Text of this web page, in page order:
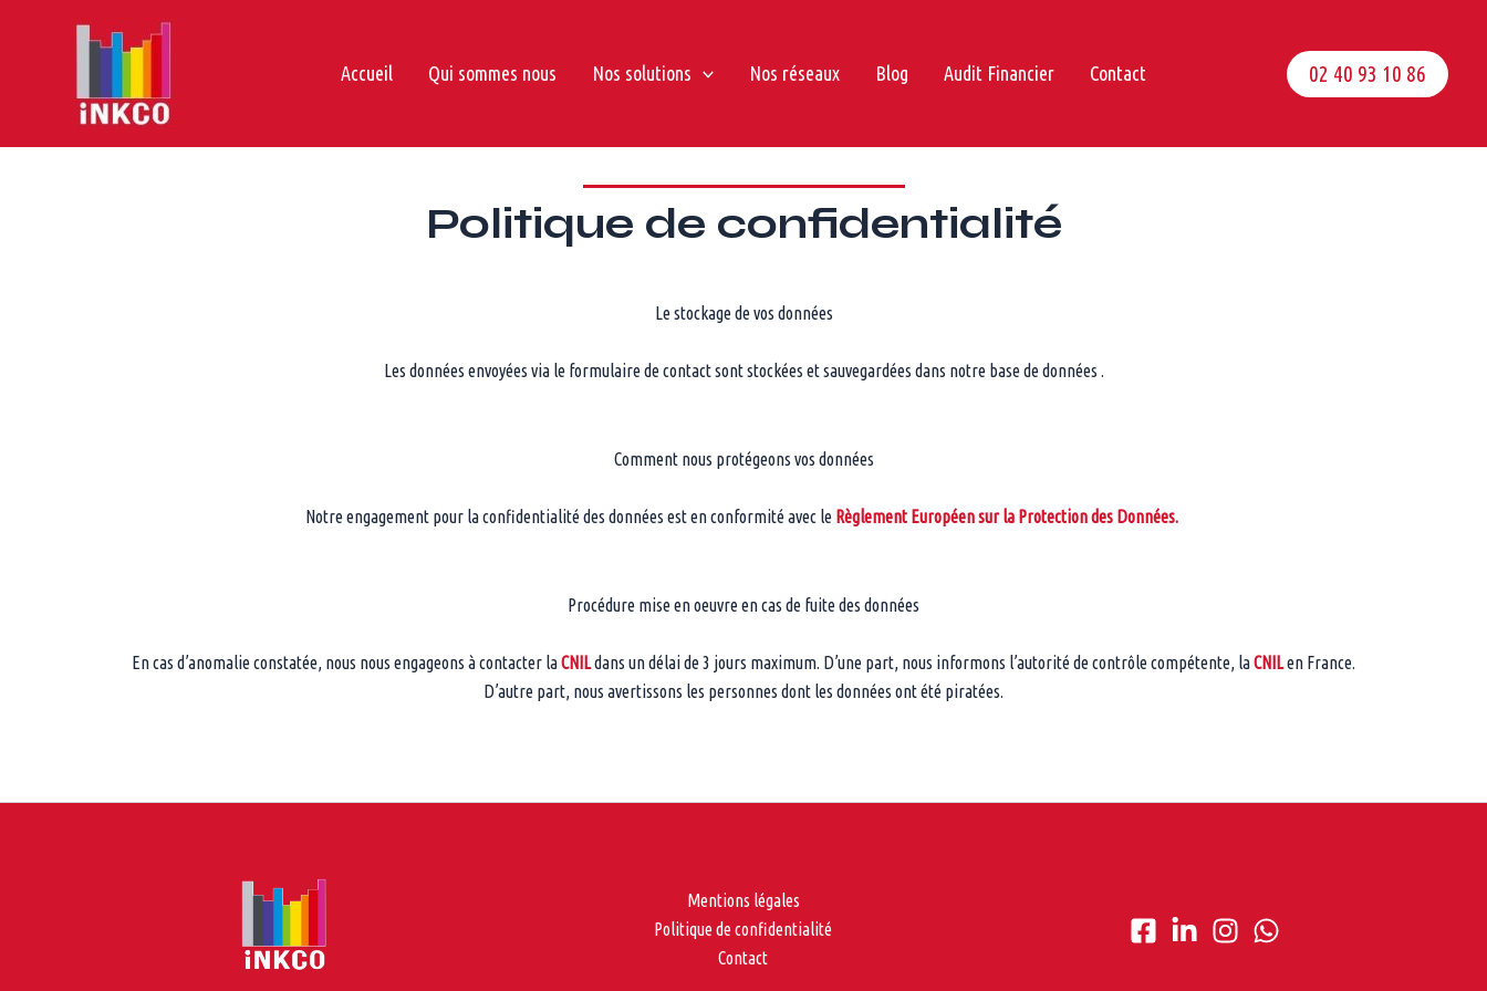
Accueil Qui sommes nous Nos solutions Nos réseaux Blog Audit Financier Contact 02 40 93 10 86
Politique de confidentialité
Le stockage de vos données
Les données envoyées via le formulaire de contact sont stockées et sauvegardées dans notre base de données .
Comment nous protégeons vos données
Notre engagement pour la confidentialité des données est en conformité avec le Règlement Européen sur la Protection des Données.
Procédure mise en oeuvre en cas de fuite des données
En cas d’anomalie constatée, nous nous engageons à contacter laCNILdans un délai de 3 jours maximum. D’une part, nous informons l’autorité de contrôle compétente, laCNILen France.
D’autre part, nous avertissons les personnes dont les données ont été piratées.
Mentions légales
Politique de confidentialité
Contact